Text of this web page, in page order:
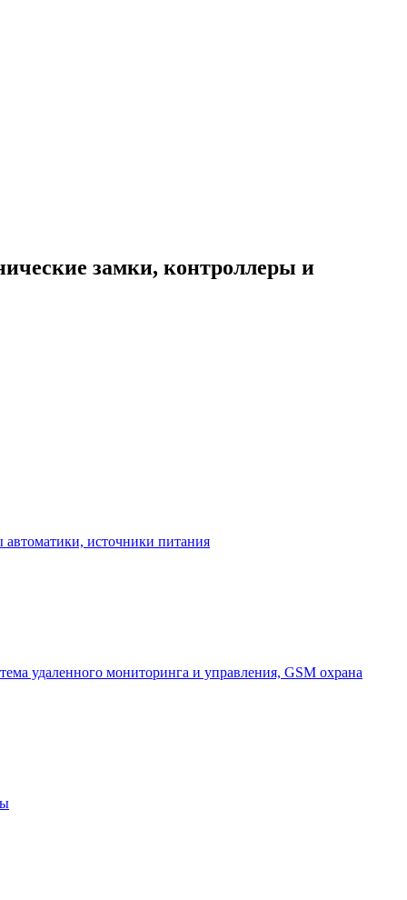
замки, контроллеры и
источники питания
удаленного мониторинга и управления, GSM охрана